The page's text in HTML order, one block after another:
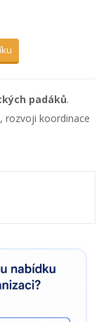
padáků.
rozvoji koordinace